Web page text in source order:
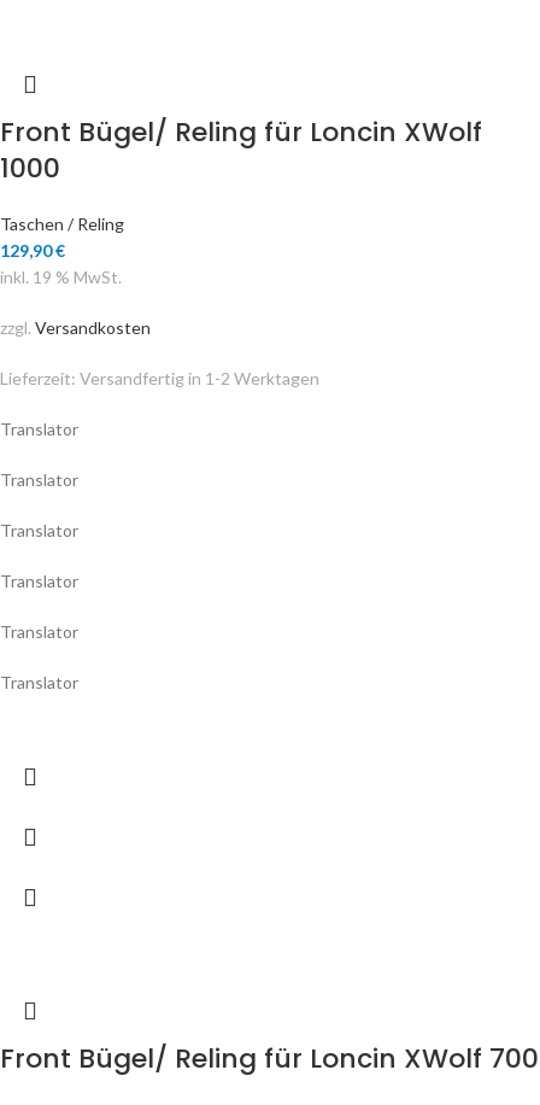
Front Bügel/ Reling für Loncin XWolf
1000
Taschen / Reling
129,90€
inkl. 19 % MwSt.
zzgl. Versandkosten
Lieferzeit: Versandfertig in 1-2 Werktagen
Translator
Translator
Translator
Translator
Translator
Translator
Front Bügel/ Reling für Loncin XWolf 700